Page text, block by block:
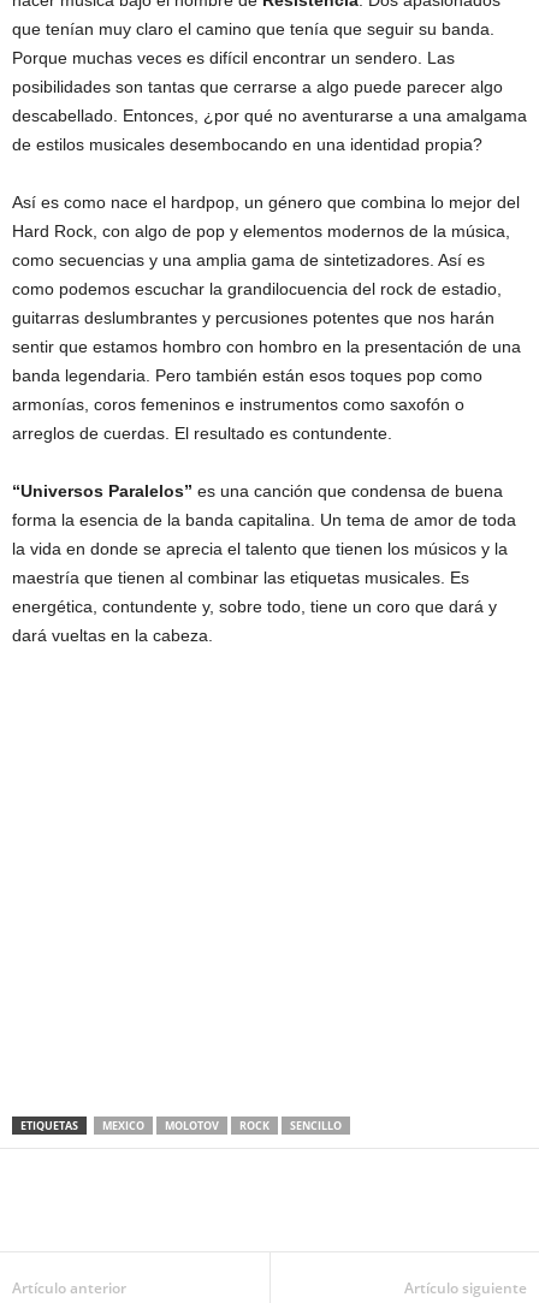
que tenían muy claro el camino que tenía que seguir su banda.
Porque muchas veces es difícil encontrar un sendero. Las
posibilidades son tantas que cerrarse a algo puede parecer algo
descabellado. Entonces, ¿por qué no aventurarse a una amalgama
de estilos musicales desembocando en una identidad propia?
Así es como nace el hardpop, un género que combina lo mejor del
Hard Rock, con algo de pop y elementos modernos de la música,
como secuencias y una amplia gama de sintetizadores. Así es
como podemos escuchar la grandilocuencia del rock de estadio,
guitarras deslumbrantes y percusiones potentes que nos harán
sentir que estamos hombro con hombro en la presentación de una
banda legendaria. Pero también están esos toques pop como
armonías, coros femeninos e instrumentos como saxofón o
arreglos de cuerdas. El resultado es contundente.
“Universos Paralelos” es una canción que condensa de buena
forma la esencia de la banda capitalina. Un tema de amor de toda
la vida en donde se aprecia el talento que tienen los músicos y la
maestría que tienen al combinar las etiquetas musicales. Es
energética, contundente y, sobre todo, tiene un coro que dará y
dará vueltas en la cabeza.
ETIQUETAS MEXICO MOLOTOV ROCK SENCILLO
Artículo anterior Artículo siguiente